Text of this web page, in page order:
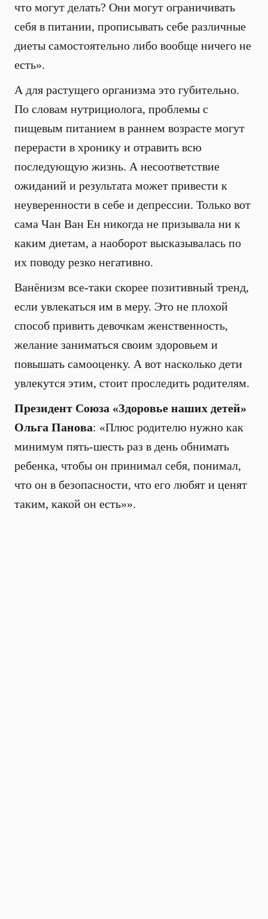
что могут делать? Они могут ограничивать
себя в питании, прописывать себе различные
диеты самостоятельно либо вообще ничего не
есть».
А для растущего организма это губительно.
По словам нутрициолога, проблемы с
пищевым питанием в раннем возрасте могут
перерасти в хронику и отравить всю
последующую жизнь. А несоответствие
ожиданий и результата может привести к
неуверенности в себе и депрессии. Только вот
сама Чан Ван Ен никогда не призывала ни к
каким диетам, а наоборот высказывалась по
их поводу резко негативно.
Ванёнизм все-таки скорее позитивный тренд,
если увлекаться им в меру. Это не плохой
способ привить девочкам женственность,
желание заниматься своим здоровьем и
повышать самооценку. А вот насколько дети
увлекутся этим, стоит проследить родителям.
Президент Союза «Здоровье наших детей»
Ольга Панова: «Плюс родителю нужно как
минимум пять-шесть раз в день обнимать
ребенка, чтобы он принимал себя, понимал,
что он в безопасности, что его любят и ценят
таким, какой он есть»».